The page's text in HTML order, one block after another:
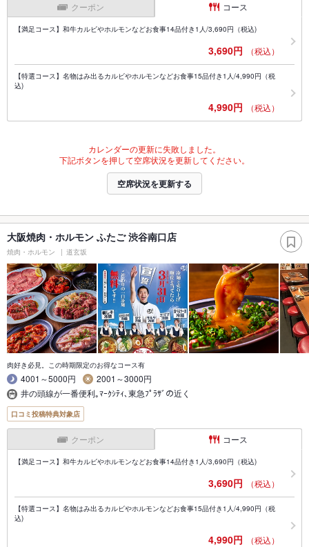
クーポン コース
【満足コース】和牛カルビやホルモンなどお食事14品付き1人/3,690円（税込)
3,690円 （税込）
【特選コース】名物はみ出るカルビやホルモンなどお食事15品付き1人/4,990円（税
込)
4,990円 （税込）
カレンダーの更新に失敗しました。
下記ボタンを押して空席状況を更新してください。
空席状況を更新する
大阪焼肉・ホルモン ふたご 渋谷南口店
焼肉・ホルモン 道玄坂
肉好き必見。この時期限定のお得なコース有
4001～5000円
2001～3000円
井の頭線が一番便利｡ﾏｰｸｼﾃｨ､東急ﾌﾟﾗｻﾞの近く
口コミ投稿特典対象店
クーポン コース
【満足コース】和牛カルビやホルモンなどお食事14品付き1人/3,690円（税込)
3,690円 （税込）
【特選コース】名物はみ出るカルビやホルモンなどお食事15品付き1人/4,990円（税
込)
4,990円 （税込）